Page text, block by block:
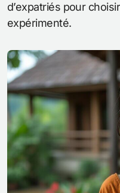
d’expatriés pour
expérimenté.